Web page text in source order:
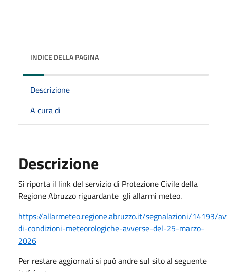
INDICE DELLA PAGINA
Descrizione
A cura di
Descrizione
Si riporta il link del servizio di Protezione Civile della
Regione Abruzzo riguardante gli allarmi meteo.
https://allarmeteo.regione.abruzzo.it/segnalazioni/14193/
di-condizioni-meteorologiche-avverse-del-25-marzo-
2026
Per restare aggiornati si può andre sul sito al seguente